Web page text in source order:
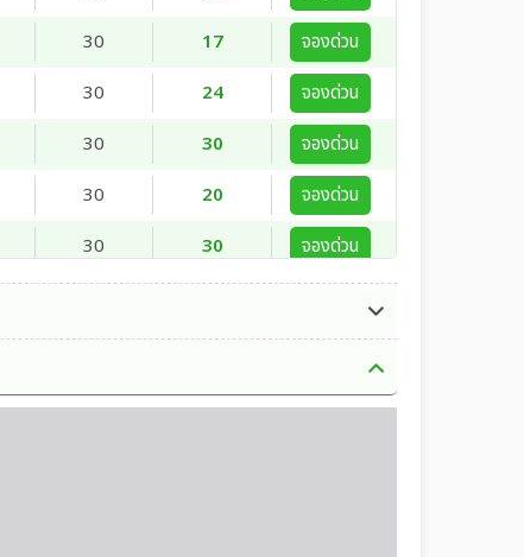
30 17
จองด่วน
30 24
จองด่วน
30 30
จองด่วน
30 20
จองด่วน
30 30
จองด่วน
30 ปิดกรุ๊ป
จองด่วน
30 1 จองด่วน